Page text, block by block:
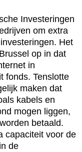
Investeringen
om extra
Het
op in dat
in
fonds. Tenslotte
maken dat
kabels en
mogen liggen,
betaald.
capaciteit voor de
de